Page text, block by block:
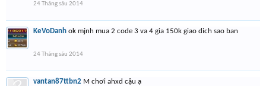
24 Tháng sáu 2014
KeVoDanh ok mjnh mua 2 code 3 va 4 gia 150k giao dich sao ban
24 Tháng sáu 2014
vantan87ttbn2 M chơi ahxd cậu ạ